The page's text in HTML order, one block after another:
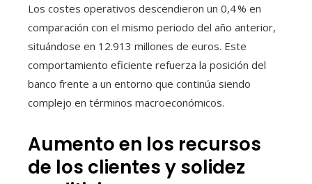
Los costes operativos descendieron un 0,4 % en
comparación con el mismo periodo del año anterior,
situándose en 12.913 millones de euros. Este
comportamiento eficiente refuerza la posición del
banco frente a un entorno que continúa siendo
complejo en términos macroeconómicos.
Aumento en los recursos
de los clientes y solidez